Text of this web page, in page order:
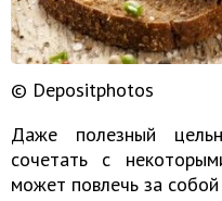
© Depositphotos
Даже полезный
сочетать с
может повлечь за